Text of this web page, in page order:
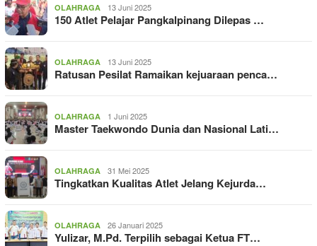
OLAHRAGA 13 Juni 2025
150 Atlet Pelajar Pangkalpinang Dilepas …
OLAHRAGA 13 Juni 2025
Ratusan Pesilat Ramaikan kejuaraan penca…
OLAHRAGA 1 Juni 2025
Master Taekwondo Dunia dan Nasional Lati…
OLAHRAGA 31 Mei 2025
Tingkatkan Kualitas Atlet Jelang Kejurda…
OLAHRAGA 26 Januari 2025
Yulizar, M.Pd. Terpilih sebagai Ketua FT…